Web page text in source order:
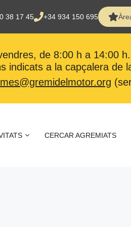
38 17 45 +34 934 150 695
de 8:00 h a 14:00 h.
indicats a la capçalera de
CERCAR AGREMIATS